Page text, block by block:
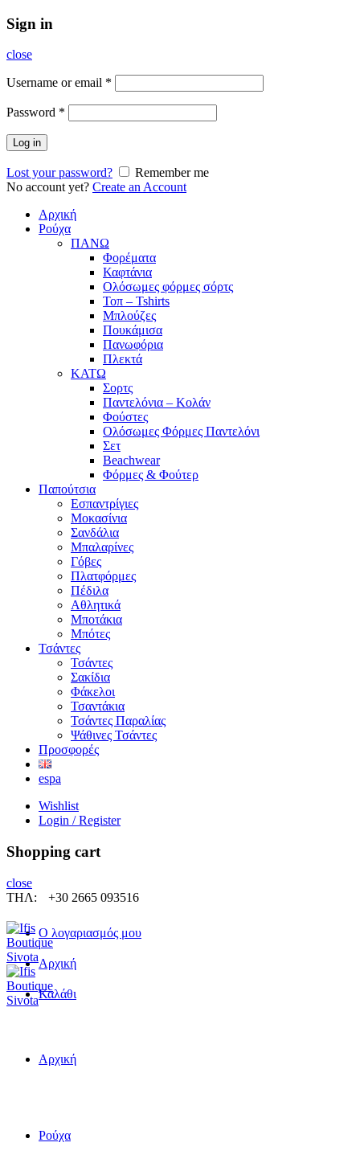
Sign in
close
Username or email *
Password *
Log in
Lost your password?
Remember me
No account yet? Create an Account
Αρχική
Ρούχα
ΠΑΝΩ
Φορέματα
Καφτάνια
Ολόσωμες φόρμες σόρτς
Τοπ – Tshirts
Μπλούζες
Πουκάμισα
Πανωφόρια
Πλεκτά
ΚΑΤΩ
Σορτς
Παντελόνια – Κολάν
Φούστες
Ολόσωμες Φόρμες Παντελόνι
Σετ
Beachwear
Φόρμες & Φούτερ
Παπούτσια
Εσπαντρίγιες
Μοκασίνια
Σανδάλια
Μπαλαρίνες
Γόβες
Πλατφόρμες
Πέδιλα
Αθλητικά
Μποτάκια
Μπότες
Τσάντες
Τσάντες
Σακίδια
Φάκελοι
Τσαντάκια
Τσάντες Παραλίας
Ψάθινες Τσάντες
Προσφορές
espa
Wishlist
Login / Register
Shopping cart
close
ΤΗΛ:
+30 2665 093516
Ο λογαριασμός μου
Αρχική
Καλάθι
Αρχική
Ρούχα